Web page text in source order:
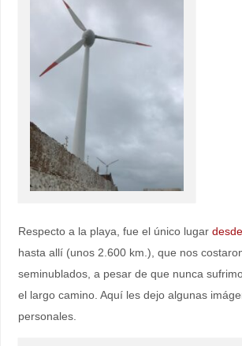
Respecto a la playa, fue el único lugar
hasta allí (unos 2.600 km.), que nos
seminublados, a pesar de que nunca
el largo camino. Aquí les dejo algunas
personales.